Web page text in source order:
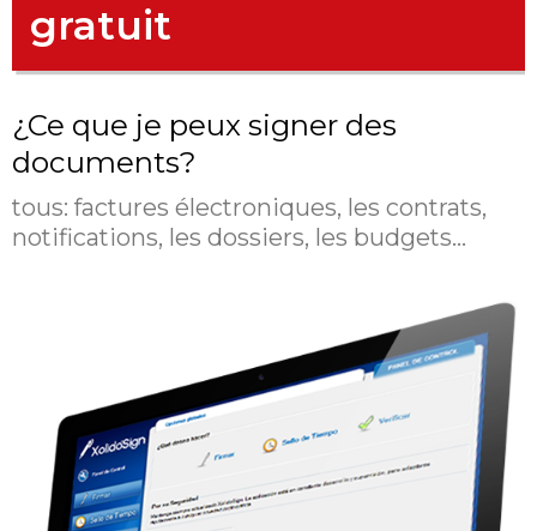
gratuit
¿Ce que je peux signer des
documents?
tous: factures électroniques, les contrats,
notifications, les dossiers, les budgets...